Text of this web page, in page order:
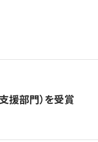
援部門）を受賞